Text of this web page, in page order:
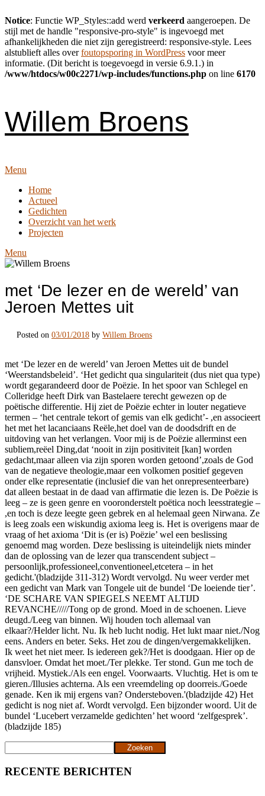
Notice: Functie WP_Styles::add werd verkeerd aangeroepen. De
stijl met de handle "responsive-pro-style" is ingevoegd met
afhankelijkheden die niet zijn geregistreerd: responsive-style. Lees
alstublieft alles overfoutopsporing in WordPress voor meer
informatie. (Dit bericht is toegevoegd in versie 6.9.1.) in
/www/htdocs/w00c2271/wp-includes/functions.php on line 6170
Willem Broens
Menu
Home
Actueel
Gedichten
Overzicht van het werk
Projecten
Menu
met ‘De lezer en de wereld’ van
Jeroen Mettes uit
Posted on 03/01/2018 by Willem Broens
met ‘De lezer en de wereld’ van Jeroen Mettes uit de bundel
‘Weerstandsbeleid’. ‘Het gedicht qua singulariteit (dus niet qua type)
wordt gegarandeerd door de Poëzie. In het spoor van Schlegel en
Colleridge heeft Dirk van Bastelaere terecht gewezen op de
poëtische differentie. Hij ziet de Poëzie echter in louter negatieve
termen – ‘het centrale tekort of gemis van elk gedicht’- ,en associeert
het met het lacanciaans Reële,het doel van de doodsdrift en de
uitdoving van het verlangen. Voor mij is de Poëzie allerminst een
subliem,reëel Ding,dat ‘nooit in zijn positiviteit [kan] worden
gedacht,maar alleen via zijn sporen worden getoond’,zoals de God
van de negatieve theologie,maar een volkomen positief gegeven
onder elke representatie (inclusief die van het onrepresenteerbare)
dat alleen bestaat in de daad van affirmatie die lezen is. De Poëzie is
leeg – ze is geen genre en vooronderstelt poëtica noch leesstrategie –
,en toch is deze leegte geen gebrek en al helemaal geen Nirwana. Ze
is leeg zoals een wiskundig axioma leeg is. Het is overigens maar de
vraag of het axioma ‘Dit is (er is) Poëzie’ wel een beslissing
genoemd mag worden. Deze beslissing is uiteindelijk niets minder
dan de oplossing van de lezer qua transcendent subject –
persoonlijk,professioneel,conventioneel,etcetera – in het
gedicht.'(bladzijde 311-312) Wordt vervolgd. Nu weer verder met
een gedicht van Mark van Tongele uit de bundel ‘De loeiende tier’.
‘DE SCHARE VAN SPIEGELS NEEMT ALTIJD
REVANCHE/////Tong op de grond. Moed in de schoenen. Lieve
deugd./Leeg van binnen. Wij houden toch allemaal van
elkaar?/Helder licht. Nu. Ik heb lucht nodig. Het lukt maar niet./Nog
eens. Anders en beter. Seks. Het zou de dingen/vergemakkelijken.
Ik weet het niet meer. Is iedereen gek?/Het is doodgaan. Hier op de
dansvloer. Omdat het moet./Ter plekke. Ter stond. Gun me toch de
vrijheid. Mystiek./Als een engel. Voorwaarts. Vluchtig. Het is om te
gieren./Illusies achterna. Als een vreemdeling op doorreis./Goede
genade. Ken ik mij ergens van? Ondersteboven.'(bladzijde 42) Het
gedicht is nog niet af. Wordt vervolgd. Een bijzonder woord. Uit de
bundel ‘Lucebert verzamelde gedichten’ het woord ‘zelfgesprek’.
(bladzijde 185)
Zoeken
RECENTE BERICHTEN